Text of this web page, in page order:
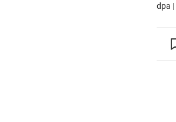
dpa |